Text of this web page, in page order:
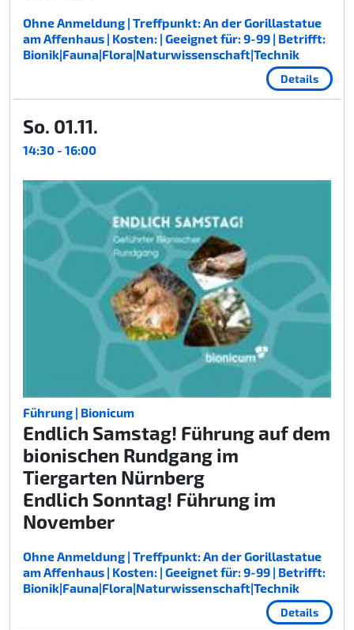
Ohne Anmeldung | Treffpunkt: An der Gorillastatue
am Affenhaus | Kosten: | Geeignet für: 9-99 | Betrifft:
Bionik|Fauna|Flora|Naturwissenschaft|Technik
Details
So. 01.11.
14:30 - 16:00
Führung | Bionicum
Endlich Samstag! Führung auf dem
bionischen Rundgang im
Tiergarten Nürnberg
Endlich Sonntag! Führung im
November
Ohne Anmeldung | Treffpunkt: An der Gorillastatue
am Affenhaus | Kosten: | Geeignet für: 9-99 | Betrifft:
Bionik|Fauna|Flora|Naturwissenschaft|Technik
Details